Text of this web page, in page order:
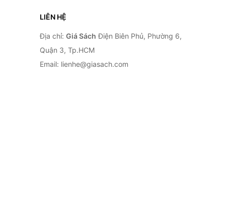
LIÊN HỆ
Địa chỉ: Giá Sách Điện Biên Phủ, Phường 6,
Quận 3, Tp.HCM
Email: lienhe@giasach.com